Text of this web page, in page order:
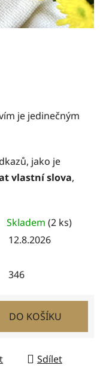
je jedinečným
jako je
vlastní slova,
Skladem (2 ks)
12.8.2026
346
DO KOŠÍKU
Sdílet